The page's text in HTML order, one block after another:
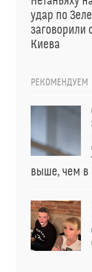
удар по
заговорили
Киева
РЕКОМЕНДУЕМ
выше, чем в